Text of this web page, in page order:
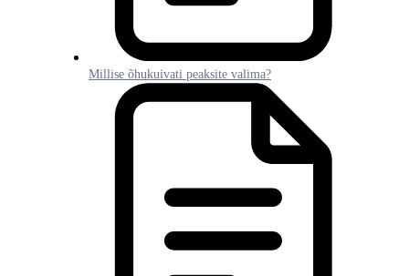
Millise õhukuivati peaksite valima?